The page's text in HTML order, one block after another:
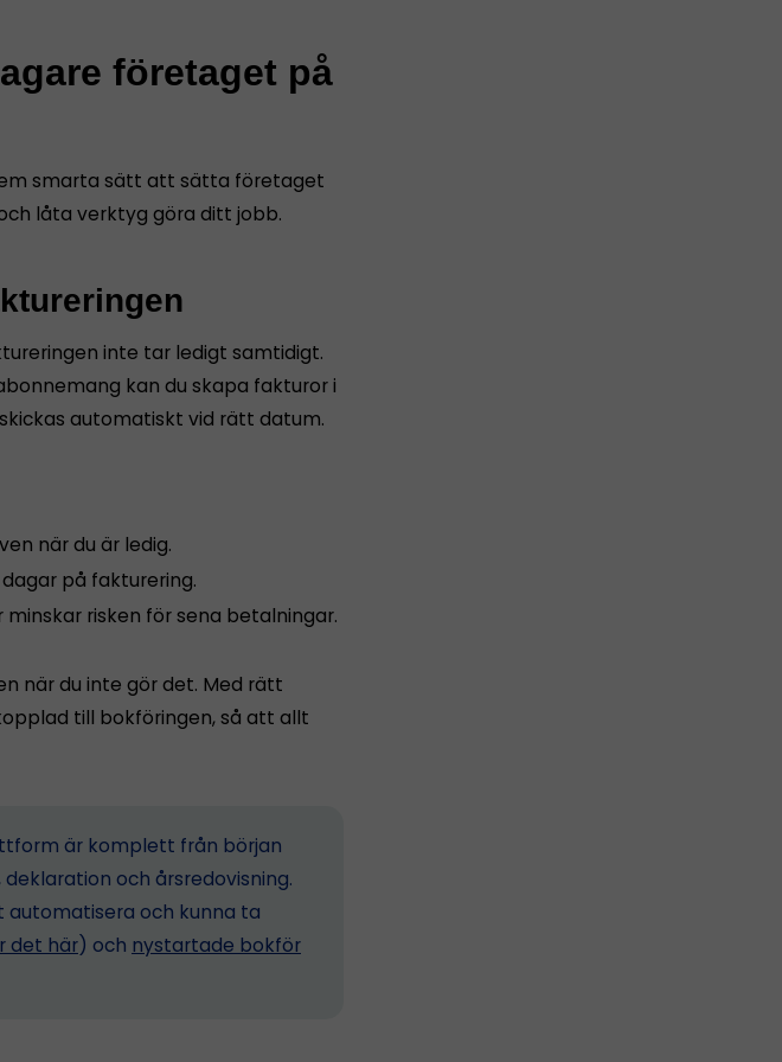
företaget på
smarta sätt att sätta företaget
låta verktyg göra ditt jobb.
inte tar ledigt samtidigt.
kan du skapa fakturor i
automatiskt vid rätt datum.
när du är ledig.
på fakturering.
risken för sena betalningar.
när du inte gör det. Med rätt
till bokföringen, så att allt
är komplett från början
och årsredovisning.
automatisera och kunna ta
det här) och nystartade bokför